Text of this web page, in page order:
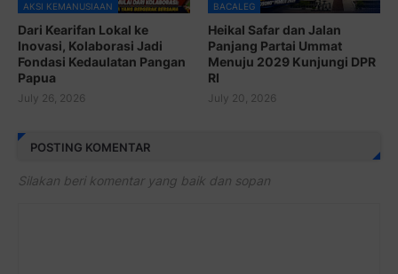
AKSI KEMANUSIAAN
Dari Kearifan Lokal ke
Inovasi, Kolaborasi Jadi
Fondasi Kedaulatan Pangan
Papua
July 26, 2026
BACALEG
Heikal Safar dan Jalan
Panjang Partai Ummat
Menuju 2029 Kunjungi DPR
RI
July 20, 2026
POSTING KOMENTAR
Silakan beri komentar yang baik dan sopan